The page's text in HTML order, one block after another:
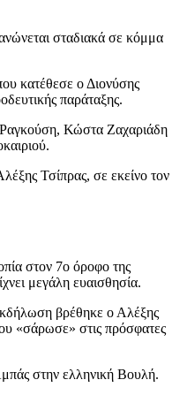
σταδιακά σε κόμμα
κατέθεσε ο Διονύσης
παράταξης.
Ραγκούση, Κώστα Ζαχαριάδη
Τσίπρας, σε εκείνο τον
στον 7ο όροφο της
μεγάλη ευαισθησία.
βρέθηκε ο Αλέξης
«σάρωσε» στις πρόσφατες
στην ελληνική Βουλή.